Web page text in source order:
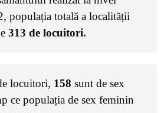
populația totală a localității
313 de locuitori.
locuitori, 158 sunt de sex
ce populația de sex feminin